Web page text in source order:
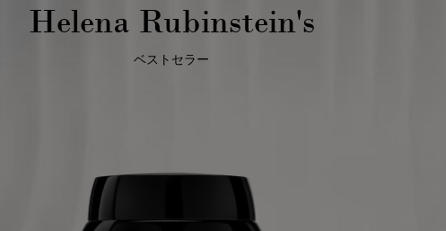
Helena Rubinstein's
ベストセラー